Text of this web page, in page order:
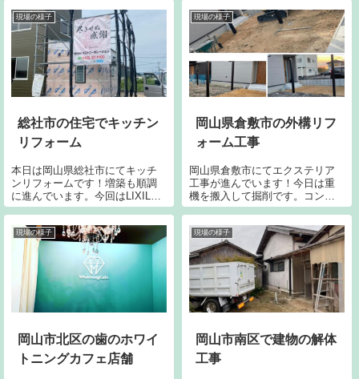
化をぜひご覧ください。昔なが
らの冷え冷えな在来型のお風呂
場を解体撤去し、最新型のシス
テムバスを導入で...
クロスや床タイルカーペットで
仕上げ防犯カメラを設置。必要
の箇所へコンセントを増設しあ
っ！と言う間に無...
現場の様子
総社市の住宅でキッチン
リフォーム
本日は岡山県総社市にてキッチ
ンリフォームです！増築も順調
に進んでいます。今回はLIXILの
システムキッチンを新設です。
も組み立てです。どんな仕上が
りになるのか？？乞うご期待く
ださい！ん？足場に掲げている
のは・・・...
現場の様子
岡山県倉敷市の外構リフ
ォーム工事
岡山県倉敷市にてエクステリア
工事が進んでいます！今日は重
機を搬入して掘削です。コンク
リート仕上げの箇所と砂利仕上
です。カーポート下には砕石の
敷き入れです。年末までのお引
き渡しに向けて確実に工程を進
めていきます。建...
現場の様子
岡山市北区の歯のホワイ
トニングカフェ店舗
現場の様子
岡山市南区で建物の解体
工事